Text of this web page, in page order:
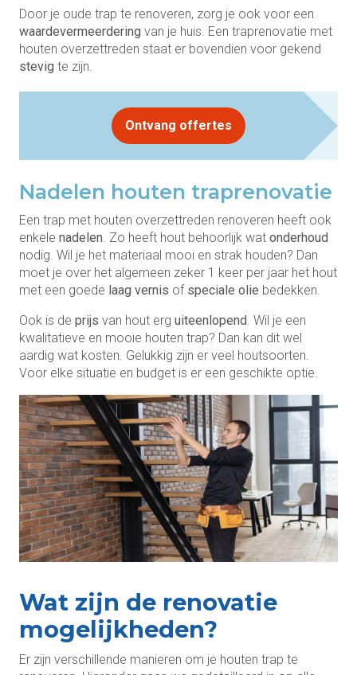
Door je oude trap te renoveren, zorg je ook voor een
waardevermeerdering van je huis. Een traprenovatie met
houten overzettreden staat er bovendien voor gekend
stevig te zijn.
Ontvang offertes
Nadelen houten traprenovatie
Een trap met houten overzettreden renoveren heeft ook
enkele nadelen. Zo heeft hout behoorlijk wat onderhoud
nodig. Wil je het materiaal mooi en strak houden? Dan
moet je over het algemeen zeker 1 keer per jaar het hout
met een goede laag vernis of speciale olie bedekken.
Ook is de prijs van hout erg uiteenlopend. Wil je een
kwalitatieve en mooie houten trap? Dan kan dit wel
aardig wat kosten. Gelukkig zijn er veel houtsoorten.
Voor elke situatie en budget is er een geschikte optie.
Wat zijn de renovatie
mogelijkheden?
Er zijn verschillende manieren om je houten trap te